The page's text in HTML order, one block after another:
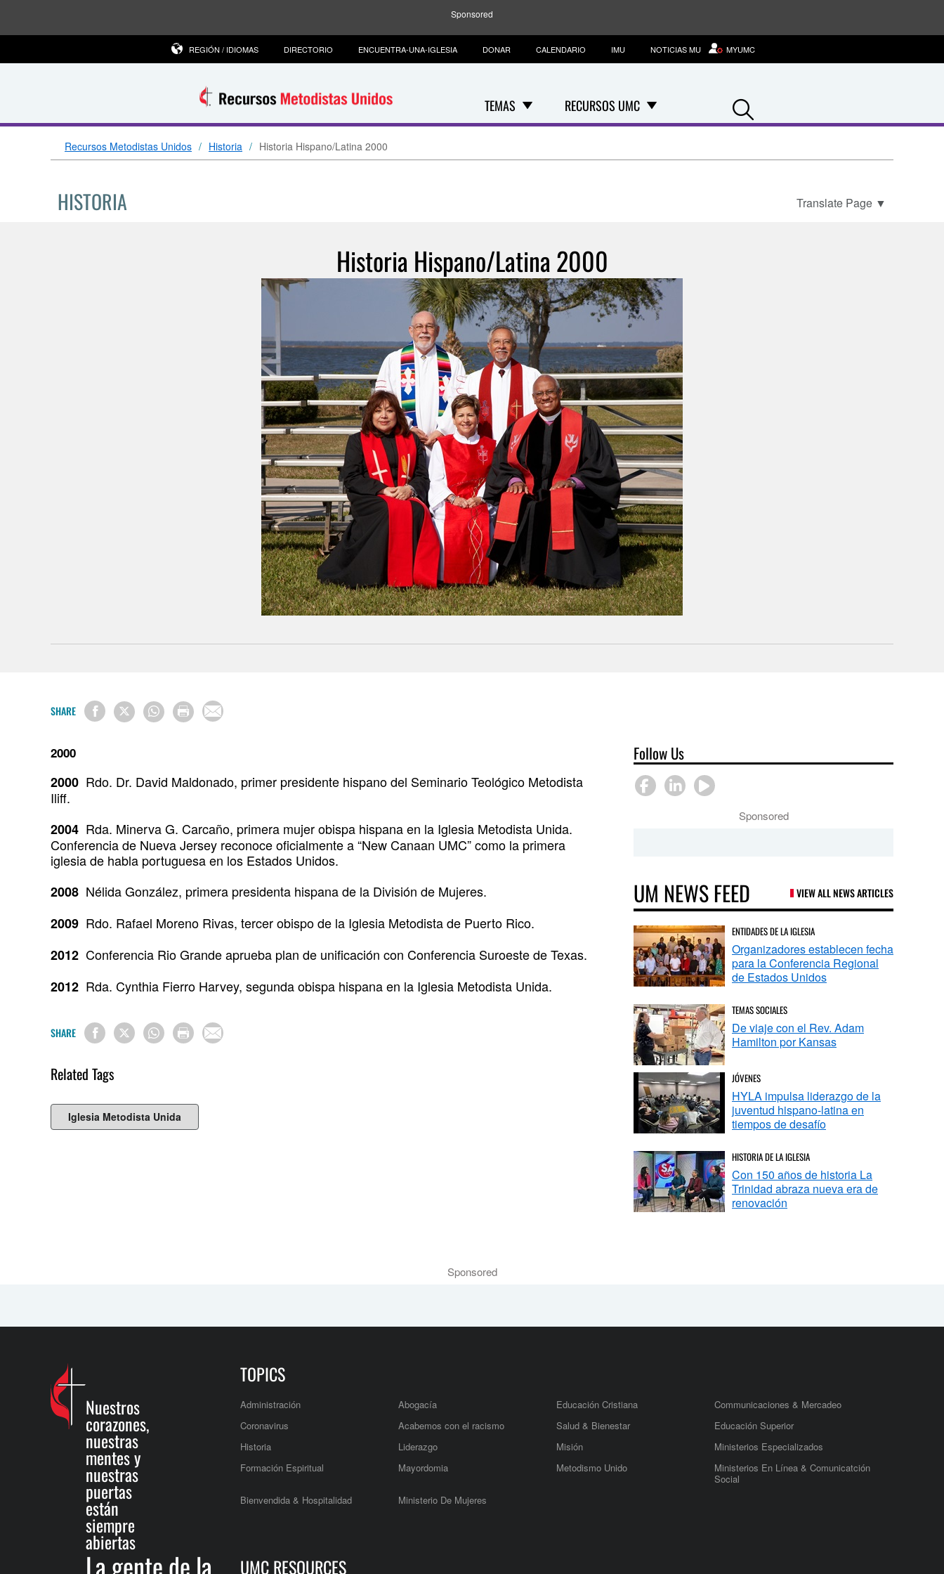
Sponsored
TEMAS RECURSOS UMC
REGIÓN / IDIOMAS DIRECTORIO ENCUENTRA-UNA-IGLESIA DONAR CALENDARIO IMU NOTICIAS MU MYUMC
Search
Recursos Metodistas Unidos Historia Historia Hispano/Latina 2000
HISTORIA Translate Page ▼
Historia Hispano/Latina 2000
SHARE
2000
2000 Rdo. Dr. David Maldonado, primer presidente hispano del Seminario Teológico Metodista
Iliff.
2004 Rda. Minerva G. Carcaño, primera mujer obispa hispana en la Iglesia Metodista Unida.
Conferencia de Nueva Jersey reconoce oficialmente a “New Canaan UMC”como la primera
iglesia de habla portuguesa en los Estados Unidos.
2008 Nélida González, primera presidenta hispana de la División de Mujeres.
2009 Rdo. Rafael Moreno Rivas, tercer obispo de la Iglesia Metodista de Puerto Rico.
2012 Conferencia Rio Grande aprueba plan de unificación con Conferencia Suroeste de Texas.
2012 Rda. Cynthia Fierro Harvey, segunda obispa hispana en la Iglesia Metodista Unida.
SHARE
Related Tags
Iglesia Metodista Unida
Follow Us
Sponsored
UM NEWS FEED VIEW ALL NEWS ARTICLES
ENTIDADES DE LA IGLESIA
Organizadores establecen fecha
para la Conferencia Regional
de Estados Unidos
TEMAS SOCIALES
De viaje con el Rev. Adam
Hamilton por Kansas
JÓVENES
HYLA impulsa liderazgo de la
juventud hispano-latina en
tiempos de desafío
HISTORIA DE LA IGLESIA
Con 150 años de historia La
Trinidad abraza nueva era de
renovación
Sponsored
Nuestros
corazones,
nuestras
mentes y
nuestras
puertas
están
siempre
abiertas
La gente de la
TOPICS
Administración Abogacía Educación Cristiana
Communicaciones & Mercadeo
Coronavirus
Acabemos con el racismo Salud & Bienestar
Educación Superior
Historia
Liderazgo Misión
Ministerios Especializados
Formación Espiritual
Mayordomia Metodismo Unido
Ministerios En Línea & Comunicatción
Social
Bienvendida & Hospitalidad
Ministerio De Mujeres
UMC RESOURCES